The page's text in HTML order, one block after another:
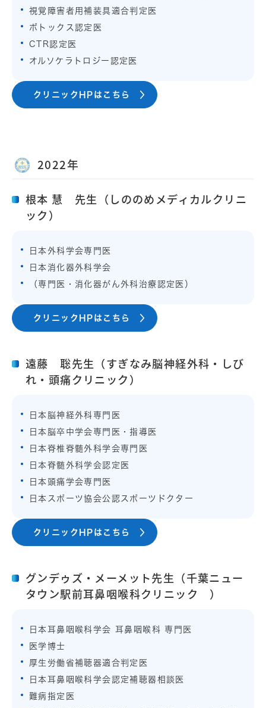
視覚障害者用補装具適合判定医
ボトックス認定医
CTR認定医
オルソケラトロジー認定医
クリニックHPはこちら
2022年
根本 慧 先生（しののめメディカルクリニ
ック）
日本外科学会専門医
日本消化器外科学会
（専門医・消化器がん外科治療認定医）
クリニックHPはこちら
遠藤 聡先生（すぎなみ脳神経外科・しび
れ・頭痛クリニック）
日本脳神経外科専門医
日本脳卒中学会専門医・指導医
日本脊椎脊髄外科学会専門医
日本脊髄外科学会認定医
日本頭痛学会専門医
日本スポーツ協会公認スポーツドクター
クリニックHPはこちら
グンデゥズ・メーメット先生（千葉ニュー
タウン駅前耳鼻咽喉科クリニック ）
日本耳鼻咽喉科学会 耳鼻咽喉科 専門医
医学博士
厚生労働省補聴器適合判定医
日本耳鼻咽喉科学会認定補聴器相談医
難病指定医